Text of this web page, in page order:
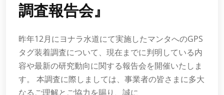
調査報告会』
昨年12月にヨナラ水道にて実施したマンタへのGPS
タグ装着調査について、現在までに判明している内
容や最新の研究動向に関する報告会を開催いたしま
す。 本調査に際しましては、事業者の皆さまに多大
なるご理解とご協力を賜り、誠に